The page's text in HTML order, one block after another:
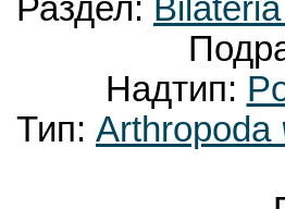
Раздел: Bilateria
Надтип:
Тип: Arthropoda